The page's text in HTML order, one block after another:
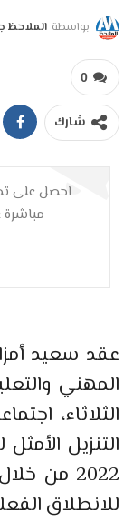
بواسطة الملاحظ
0
شارك
احصل على
عقد سعيد
المهني
الثلاثاء،
2022 من
للانطلاق